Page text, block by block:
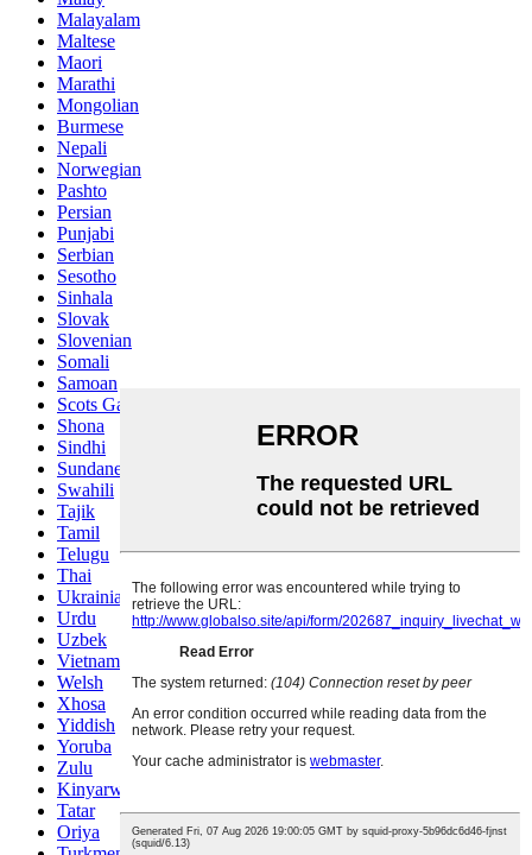
Malayalam
Maltese
Maori
Marathi
Mongolian
Burmese
Nepali
Norwegian
Pashto
Persian
Punjabi
Serbian
Sesotho
Sinhala
Slovak
Slovenian
Somali
Samoan
Scots Gaelic
Shona
Sindhi
Sundanese
Swahili
Tajik
Tamil
Telugu
Thai
Ukrainian
Urdu
Uzbek
Vietnamese
Welsh
Xhosa
Yiddish
Yoruba
Zulu
Kinyarwanda
Tatar
Oriya